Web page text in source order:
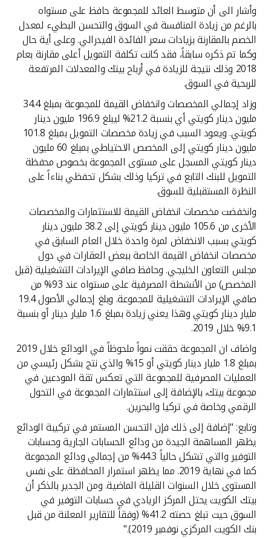
وأشار الى أن متوسط العائد للمجموعة حافظ على مستواه
بالرغم من زيادة المنافسة في السوق والتحسن البطيء لمعدل
الخصم بالمقارنة بزيادات سعر الفائدة الفيدرالي. وعلى أية حال
وكما تم ذكره سابقاً، فقد كانت تكلفة التمويل أعلى مقارنة بعام
2018 وذلك نتيجة للزيادة في أرباح بيتك والمعدلات المرتفعة
للربحية في السوق.
وزاد إجمالي المخصصات وانخفاض القيمة للمجموعة بمبلغ 34.4
مليون دينار كويتي أي بنسبة 21.2% ليبلغ 196.9 مليون دينار
كويتي. ويعود السبب في زيادة مخصصات التمويل بمبلغ 101.8
مليون دينار كويتي إلى المخصص الاحتياطي بمبلغ 60 مليون
دينار كويتي المسجل على مستوى المجموعة بخصوص محفظة
التمويل للبنك التابع في تركيا وذلك بشكل تحفظي بناءاً على
النظرة المستقبلية للسوق.
وانخفضت مخصصات انخفاض القيمة للاستثمارات والمخصصات
الأخرى من 105.6 مليون دينار كويتي إلى 38.2 مليون دينار
كويتي بسبب الانخفاض لمرة واحدة خلال العام السابق في
مخصصات انخفاض القيمة الخاصة ببعض العقارات في دول
مجلس التعاون الخليجي. وحافظ صافي الإيرادات التشغيلية (قبل
المخصص) من الأنشطة المصرفية على مستواه عند 93% من
صافي الإيرادات التشغيلية للمجموعة. وبلغ إجمالي الأصول 19.4
مليار دينار كويتي وهذا يعني زيادة بمبلغ 1.6 مليار دينار أو بنسبة
9.1% خلال 2019.
واضاف ان المجموعة حققت نمواً ملحوظاً في الودائع خلال 2019
بمبلغ 1.8 مليار دينار كويتي أو 15% والذي نتج بشكل رئيسي من
العمليات المصرفية للمجموعة التي تعكس ثقة المودعين في
مجموعة بيتك، بالإضافة إلى استثمارات المجموعة في التحول
الرقمي وخاصة في تركيا والبحرين.
وتابع: "إضافة إلى ذلك فإن التحسن المستمر في تركيبة الودائع
يظهر المساهمة الجيدة من ودائع الحسابات الجارية وحسابات
التوفير والتي تشكل حالياً 44.3% من إجمالي ودائع المجموعة
كما في نهاية 2019. مما يظهر استمرار المحافظة على نفس
المستوى خلال السنوات القليلة الماضية. ومن الجدير بالذكر أن
بيتك الكويت يحتل المركز الريادي في حسابات التوفير في
السوق حيث تبلغ حصته 41.2% (وفقاً للتقارير المعلنة من قبل
بنك الكويت المركزي نوفمبر 2019)."